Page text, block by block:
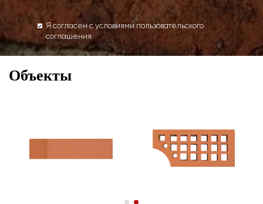
Я согласен с условиями пользовательского
соглашения
Объекты